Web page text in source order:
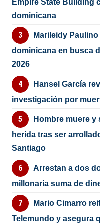
Empire State Building
dominicana
Marileidy
dominicana en busca
2026
Hansel García
investigación por
Hombre muere
herida tras ser
Santiago
Arrestan a dos
millonaria suma de
Mario Cimarro
Telemundo y asegura